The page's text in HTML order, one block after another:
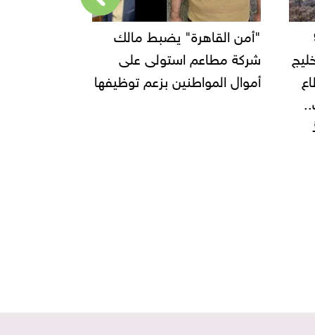
"أمن القاهرة" يضبط مالك
شركة مطاعم استولى على
أموال المواطنين بزعم توظيفها
ومرسى مطروح